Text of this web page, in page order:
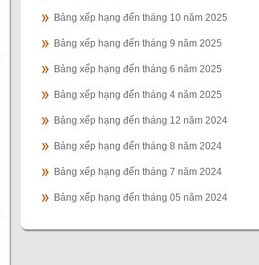
Bảng xếp hạng đến tháng 10 năm 2025
Bảng xếp hạng đến tháng 9 năm 2025
Bảng xếp hạng đến tháng 6 năm 2025
Bảng xếp hạng đến tháng 4 năm 2025
Bảng xếp hạng đến tháng 12 năm 2024
Bảng xếp hạng đến tháng 8 năm 2024
Bảng xếp hạng đến tháng 7 năm 2024
Bảng xếp hạng đến tháng 05 năm 2024